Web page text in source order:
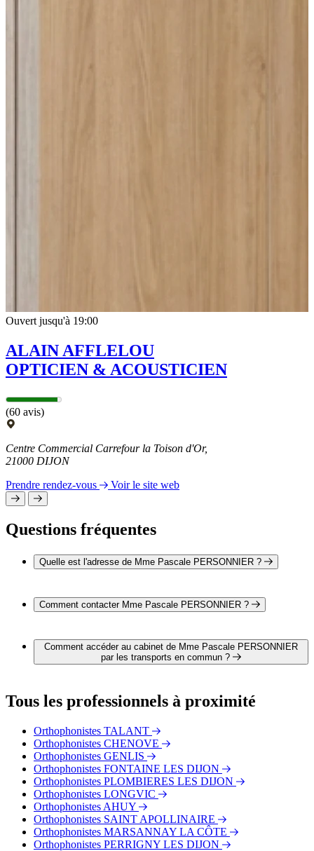
Ouvert jusqu'à 19:00
ALAIN AFFLELOU
OPTICIEN & ACOUSTICIEN
(60 avis)
Centre Commercial Carrefour la Toison d'Or,
21000 DIJON
Prendre rendez-vous
Voir le site web
Questions fréquentes
Quelle est l'adresse de Mme Pascale PERSONNIER ?
Renaud 21000 DIJON
Comment contacter Mme Pascale PERSONNIER ?
téléphone au 03 80 41 39 33.
Comment accéder au cabinet de Mme Pascale PERSONNIER
par les transports en commun ?
proximité des arrêts suivants :
Bus - SNCF Vincenot
Bus - Avenue du Lac
Tram - 1er Mai
Tram - Jaurès
Tous les professionnels à proximité
Orthophonistes TALANT
Orthophonistes CHENOVE
Orthophonistes GENLIS
Orthophonistes FONTAINE LES DIJON
Orthophonistes PLOMBIERES LES DIJON
Orthophonistes LONGVIC
Orthophonistes AHUY
Orthophonistes SAINT APOLLINAIRE
Orthophonistes MARSANNAY LA CÔTE
Orthophonistes PERRIGNY LES DIJON